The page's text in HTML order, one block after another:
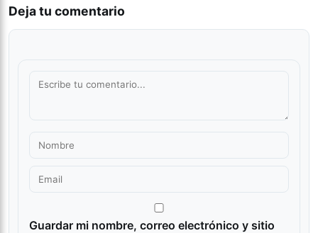
Deja tu comentario
Guardar mi nombre, correo electrónico y sitio